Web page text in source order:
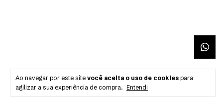
Ao navegar por este site você aceita o uso de cookies para
agilizar a sua experiência de compra. Entendi